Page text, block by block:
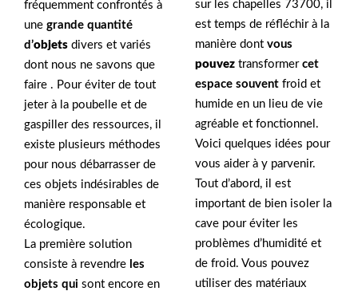
fréquemment confrontés à
une grande quantité
d’objets divers et variés
dont nous ne savons que
faire . Pour éviter de tout
jeter à la poubelle et de
gaspiller des ressources, il
existe plusieurs méthodes
pour nous débarrasser de
ces objets indésirables de
manière responsable et
écologique.
La première solution
consiste à revendre les
objets qui sont encore en
sur les chapelles 73700, il
est temps de réfléchir à la
manière dont vous
pouvez transformer cet
espace souvent froid et
humide en un lieu de vie
agréable et fonctionnel.
Voici quelques idées pour
vous aider à y parvenir.
Tout d’abord, il est
important de bien isoler la
cave pour éviter les
problèmes d’humidité et
de froid. Vous pouvez
utiliser des matériaux